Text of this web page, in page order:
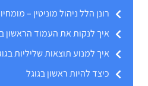
רונן הלל ניהול מוניטין –
איך לנקות את העמוד הראשון
איך למנוע תוצאות שליליות
כיצד להיות ראשון בגוגל